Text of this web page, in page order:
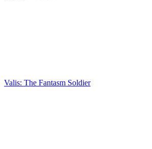
Valis: The Fantasm Soldier